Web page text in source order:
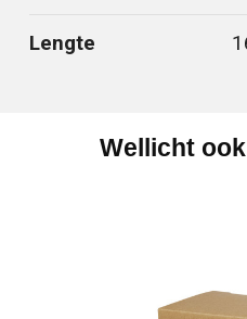
Lengte
Wellicht